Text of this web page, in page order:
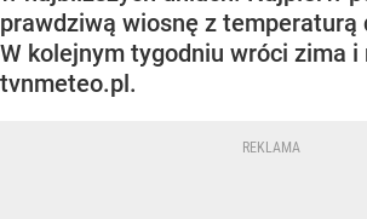
prawdziwą wiosnę z temperaturą
W kolejnym tygodniu wróci zima i
tvnmeteo.pl.